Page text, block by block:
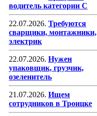
водитель категории С
22.07.2026. Требуются
сварщики, монтажники,
электрик
22.07.2026. Нужен
упаковщик, грузчик,
озеленитель
21.07.2026. Ищем
сотрудников в Троицке